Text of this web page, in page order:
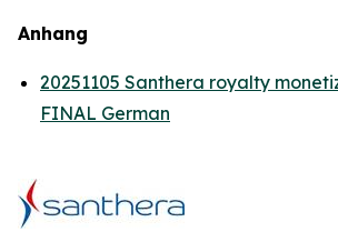
Anhang
20251105 Santhera royalty
FINAL German